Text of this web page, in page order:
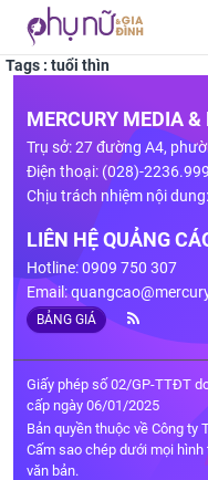
Tags : tuổi thìn
MERCURY MEDIA
Trụ sở: 27 đường A4,
Điện thoại: (028)-
Chịu trách nhiệm nội
LIÊN HỆ QUẢNG
Hotline: 0909 750 307
Email:
BẢNG GIÁ
Giấy phép số 02/GP-TTĐT
cấp ngày 06/01/2025
Bản quyền thuộc về Công ty
Cấm sao chép dưới mọi
văn bản.